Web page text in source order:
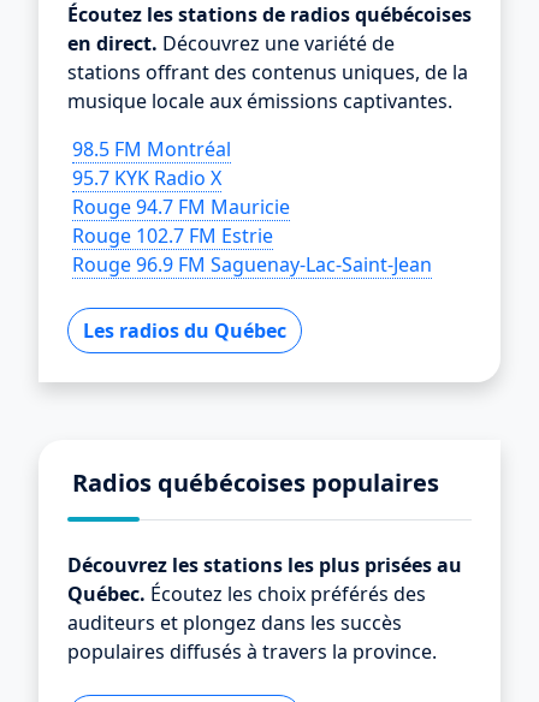
Écoutez les stations de radios québécoises
en direct. Découvrez une variété de
stations offrant des contenus uniques, de la
musique locale aux émissions captivantes.
98.5 FM Montréal
95.7 KYK Radio X
Rouge 94.7 FM Mauricie
Rouge 102.7 FM Estrie
Rouge 96.9 FM Saguenay-Lac-Saint-Jean
Les radios du Québec
Radios québécoises populaires
Découvrez les stations les plus prisées au
Québec. Écoutez les choix préférés des
auditeurs et plongez dans les succès
populaires diffusés à travers la province.